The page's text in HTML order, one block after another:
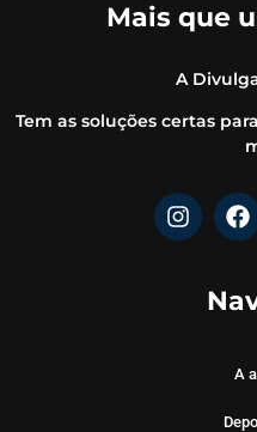
Mais que
A
Tem as soluções certas
A